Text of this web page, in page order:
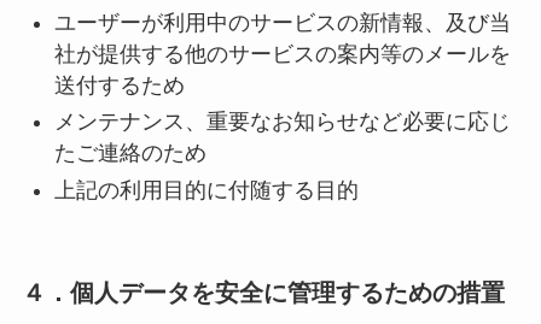
ユーザーが利用中のサービスの新情報、及び当
社が提供する他のサービスの案内等のメールを
送付するため
メンテナンス、重要なお知らせなど必要に応じ
たご連絡のため
上記の利用目的に付随する目的
４． 個人データを安全に管理するための措置